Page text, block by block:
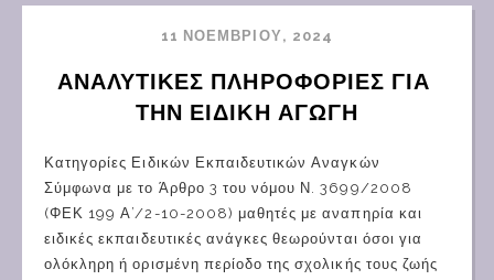
11 ΝΟΕΜΒΡΊΟΥ, 2024
ΑΝΑΛΥΤΙΚΕΣ ΠΛΗΡΟΦΟΡΙΕΣ ΓΙΑ
ΤΗΝ ΕΙΔΙΚΗ ΑΓΩΓΗ
Κατηγορίες Ειδικών Εκπαιδευτικών Αναγκών
Σύμφωνα με το Άρθρο 3 του νόμου Ν. 3699/2008
(ΦΕΚ 199 Α’/2-10-2008) μαθητές με αναπηρία και
ειδικές εκπαιδευτικές ανάγκες θεωρούνται όσοι για
ολόκληρη ή ορισμένη περίοδο της σχολικής τους ζωής